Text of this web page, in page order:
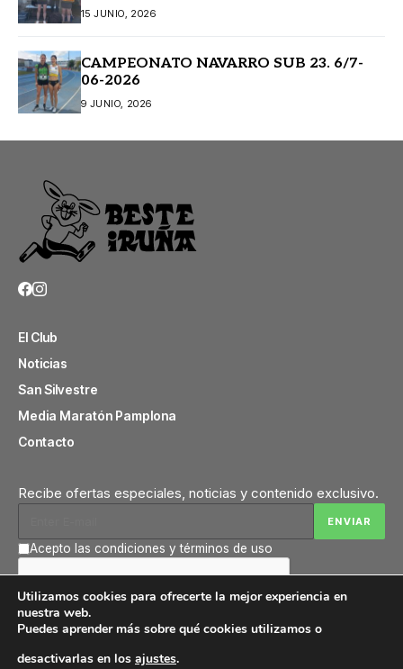
15 JUNIO, 2026
CAMPEONATO NAVARRO SUB 23. 6/7-
06-2026
9 JUNIO, 2026
El Club
Noticias
San Silvestre
Media Maratón Pamplona
Contacto
Recibe ofertas especiales, noticias y contenido exclusivo.
Acepto las condiciones y términos de uso
Utilizamos cookies para ofrecerte la mejor experiencia en
nuestra web.
Puedes aprender más sobre qué cookies utilizamos o
desactivarlas en los ajustes.